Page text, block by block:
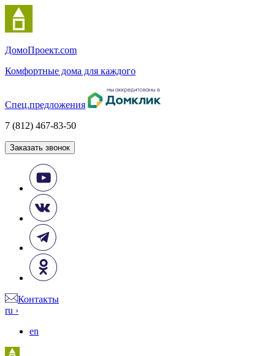
ДомоПроект.com
Комфортные дома для каждого
Спец.предложения
7 (812) 467-83-50
Заказать звонок
Контакты
ru ›
en